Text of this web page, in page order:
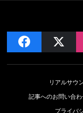
facebook
リアルサウ
記事へのお問い合
プライバ